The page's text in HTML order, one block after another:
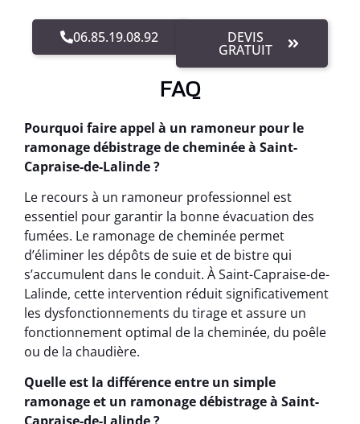
06.85.19.08.92 DEVIS
GRATUIT
FAQ
Pourquoi faire appel à un ramoneur pour le
ramonage débistrage de cheminée à Saint-
Capraise-de-Lalinde ?
Le recours à un ramoneur professionnel est
essentiel pour garantir la bonne évacuation des
fumées. Le ramonage de cheminée permet
d’éliminer les dépôts de suie et de bistre qui
s’accumulent dans le conduit. À Saint-Capraise-de-
Lalinde, cette intervention réduit significativement
les dysfonctionnements du tirage et assure un
fonctionnement optimal de la cheminée, du poêle
ou de la chaudière.
Quelle est la différence entre un simple
ramonage et un ramonage débistrage à Saint-